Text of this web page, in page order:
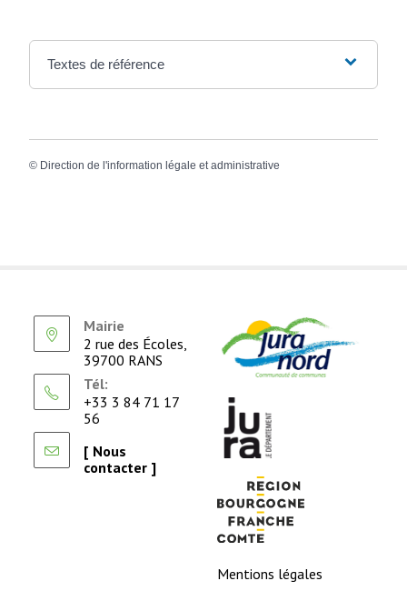
Textes de référence
© Direction de l'information légale et administrative
Mairie
2 rue des Écoles,
39700 RANS
Tél:
+33 3 84 71 17
56
[ Nous
contacter ]
Mentions légales